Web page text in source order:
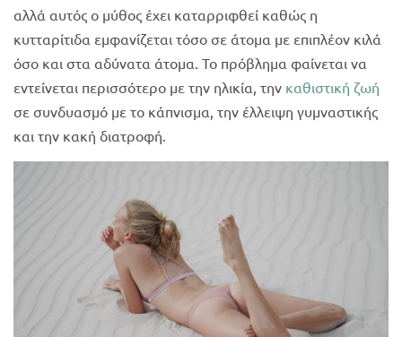
αλλά αυτός ο μύθος έχει καταρριφθεί καθώς η
κυτταρίτιδα εμφανίζεται τόσο σε άτομα με επιπλέον κιλά
όσο και στα αδύνατα άτομα. Το πρόβλημα φαίνεται να
εντείνεται περισσότερο με την ηλικία, την καθιστική ζωή
σε συνδυασμό με το κάπνισμα, την έλλειψη γυμναστικής
και την κακή διατροφή.